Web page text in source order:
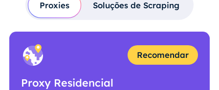
Proxies Soluções de Scraping
Recomendar
Proxy Residencial